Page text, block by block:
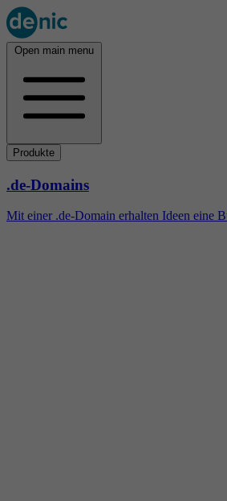
Open main menu
Produkte
.de-Domains
Mit einer .de-Domain erhalten Ideen eine